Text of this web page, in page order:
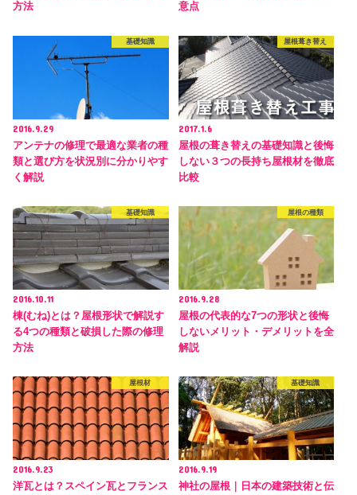
方法
意点
基礎知識
2016.9.29
アンテナの修理で最適な業者の種
類と選び方を状況別に分かりやす
く解説
屋根葺き替え
2017.1.6
屋根の葺き替えの基礎知識と後悔
しない３つの長持ち屋根材を徹底
比較
基礎知識
2016.10.11
棟(むね)とは？屋根形状で解説す
る4つの種類と破損した際の修理
方法
屋根の種類
2016.9.28
屋根の代表的な7つの形状と後悔
しないメリット・デメリットを全
解説
屋根材
2016.9.23
洋瓦とは？スペイン瓦とフランス
基礎知識
2016.9.19
神社の屋根｜日本の建築技術と伝